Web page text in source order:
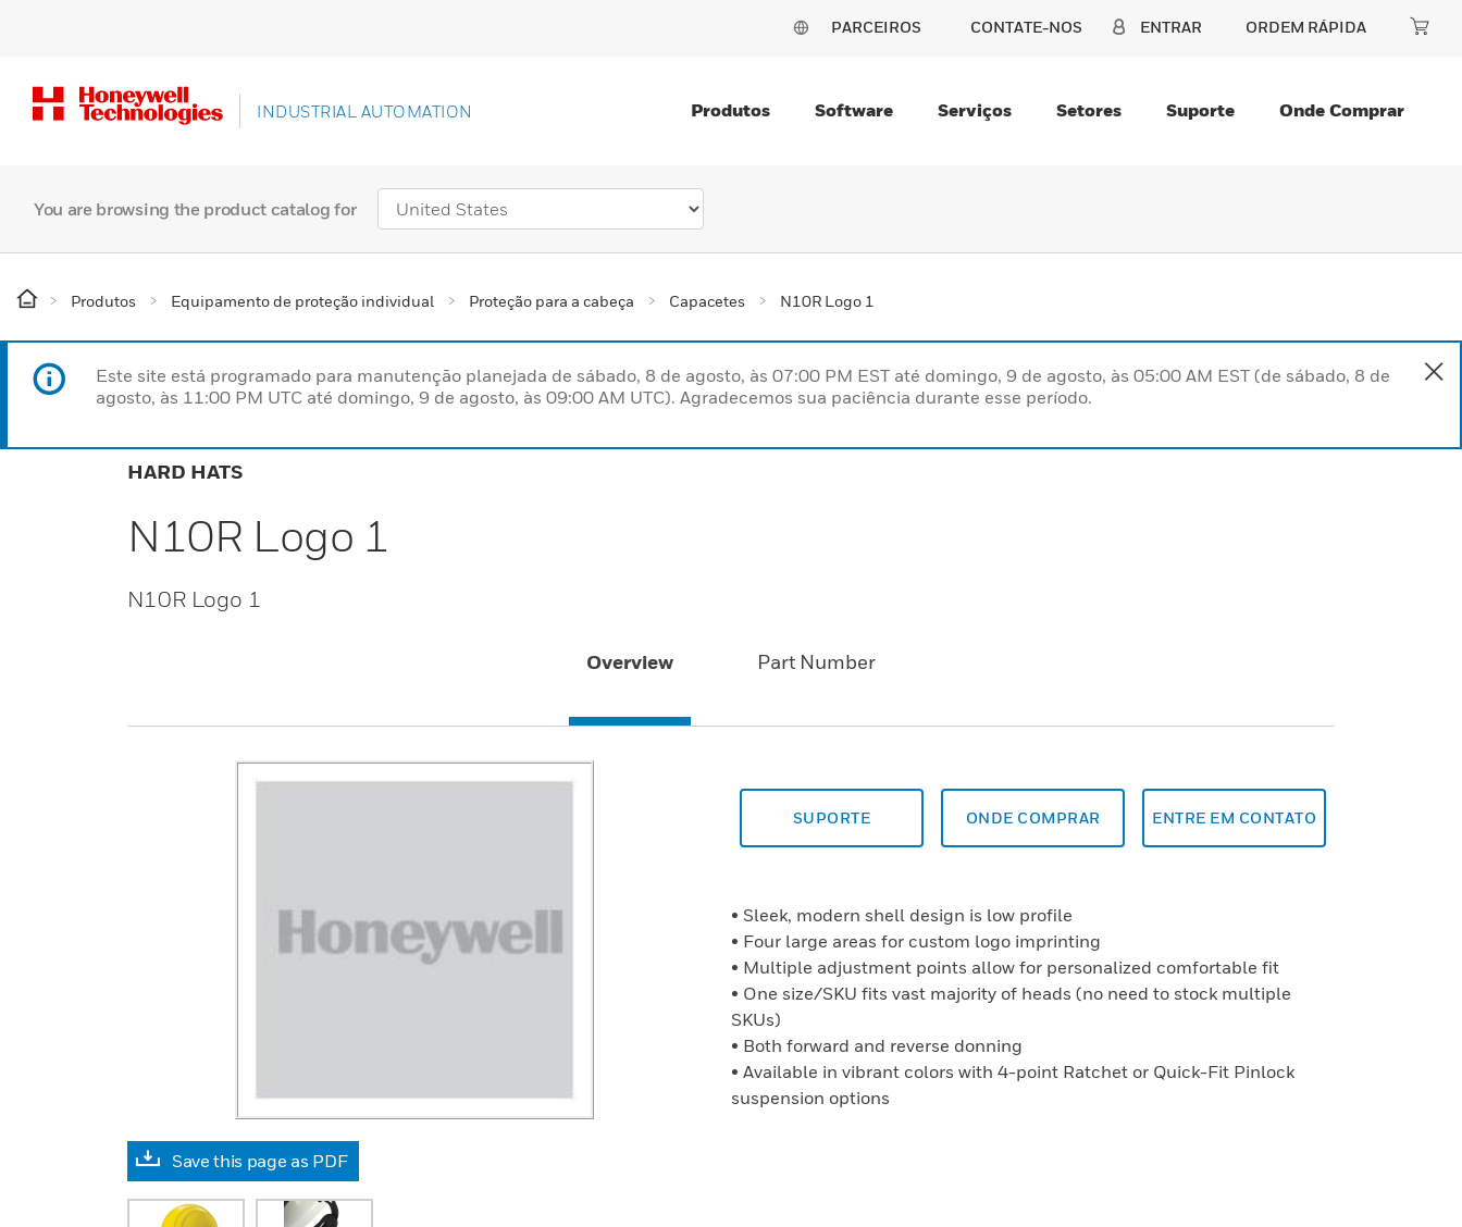
PARCEIROS CONTATE-NOS ENTRAR ORDEM RÁPIDA
INDUSTRIAL AUTOMATION Produtos Software Serviços Setores Suporte Onde Comprar
You are browsing the product catalog for
Produtos Equipamento de proteção individual Proteção para a cabeça Capacetes N10R Logo 1
Este site está programado para manutenção planejada de sábado, 8 de agosto, às 07:00 PM EST até domingo, 9 de agosto, às 05:00 AM EST (de sábado, 8 de
agosto, às 11:00 PM UTC até domingo, 9 de agosto, às 09:00 AM UTC). Agradecemos sua paciência durante esse período.
HARD HATS
N10R Logo 1
N10R Logo 1
Overview Part Number
Save this page as PDF
SUPORTE ONDE COMPRAR ENTRE EM CONTATO
• Sleek, modern shell design is low profile
• Four large areas for custom logo imprinting
• Multiple adjustment points allow for personalized comfortable fit
• One size/SKU fits vast majority of heads (no need to stock multiple
SKUs)
• Both forward and reverse donning
• Available in vibrant colors with 4-point Ratchet or Quick-Fit Pinlock
suspension options